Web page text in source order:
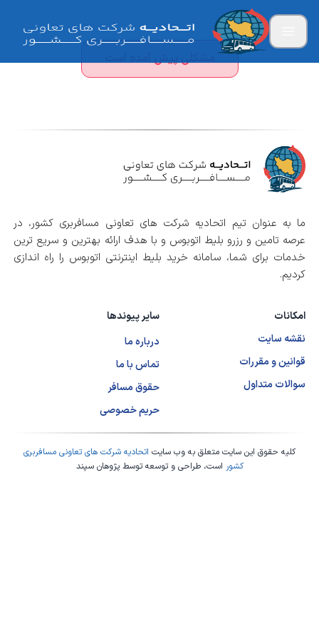
مشکلی پیش آمده است
ما به عنوان تیم اتحادیه شرکت های تعاونی مسافربری کشور، در
عرصه تامین و رزرو بلیط اتوبوس و با هدف ارائه بهترین و سریع ترین
خدمات برای شما، سامانه خرید بلیط اینترنتی اتوبوس را راه اندازی
کردیم.
امکانات
نقشه سایت
قوانین و مقررات
سوالات متداول
سایر پیوندها
درباره ما
تماس با ما
حقوق مسافر
حریم خصوصی
کلیه حقوق این سایت متعلق به وب سایت اتحادیه شرکت های تعاونی مسافربری
کشور است، طراحی و توسعه توسطپژوهان سپند